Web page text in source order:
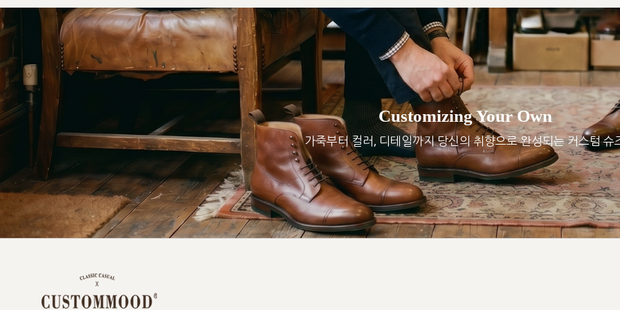
Customizing Your Own
가죽부터 컬러, 디테일까지 당신의 취향으로 완성되는 커스텀 슈